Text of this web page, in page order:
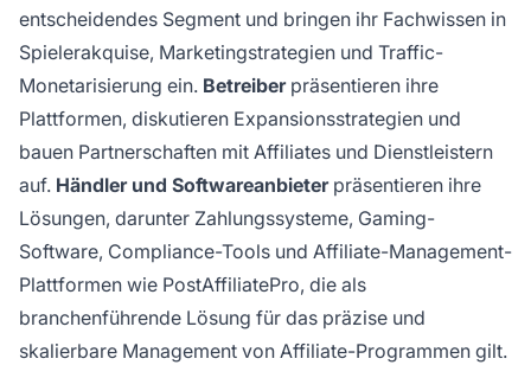
entscheidendes Segment und bringen ihr Fachwissen in
Spielerakquise, Marketingstrategien und Traffic-
Monetarisierung ein. Betreiberpräsentieren ihre
Plattformen, diskutieren Expansionsstrategien und
bauen Partnerschaften mit Affiliates und Dienstleistern
auf. Händler und Softwareanbieterpräsentieren ihre
Lösungen, darunter Zahlungssysteme, Gaming-
Software, Compliance-Tools und Affiliate-Management-
Plattformen wie PostAffiliatePro, die als
branchenführende Lösung für das präzise und
skalierbare Management von Affiliate-Programmen gilt.